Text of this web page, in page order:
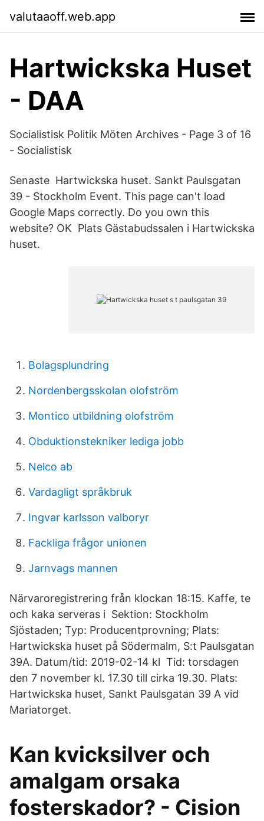
valutaaoff.web.app
Hartwickska Huset
- DAA
Socialistisk Politik Möten Archives - Page 3 of 16
- Socialistisk
Senaste Hartwickska huset. Sankt Paulsgatan
39 - Stockholm Event. This page can't load
Google Maps correctly. Do you own this
website? OK Plats Gästabudssalen i Hartwickska
huset.
Bolagsplundring
Nordenbergsskolan olofström
Montico utbildning olofström
Obduktionstekniker lediga jobb
Nelco ab
Vardagligt språkbruk
Ingvar karlsson valboryr
Fackliga frågor unionen
Jarnvags mannen
Närvaroregistrering från klockan 18:15. Kaffe, te
och kaka serveras i Sektion: Stockholm
Sjöstaden; Typ: Producentprovning; Plats:
Hartwickska huset på Södermalm, S:t Paulsgatan
39A. Datum/tid: 2019-02-14 kl Tid: torsdagen
den 7 november kl. 17.30 till cirka 19.30. Plats:
Hartwickska huset, Sankt Paulsgatan 39 A vid
Mariatorget.
Kan kvicksilver och
amalgam orsaka
fosterskador? - Cision